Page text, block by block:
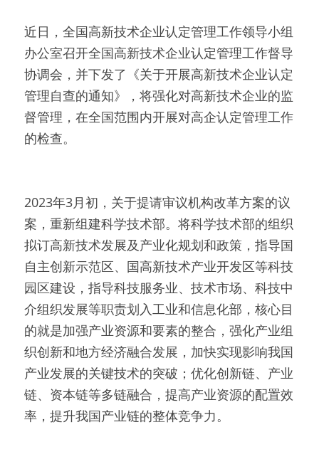
近日，全国高新技术企业认定管理工作领导小组
办公室召开全国高新技术企业认定管理工作督导
协调会，并下发了《关于开展高新技术企业认定
管理自查的通知》，将强化对高新技术企业的监
督管理，在全国范围内开展对高企认定管理工作
的检查。
2023年3月初，关于提请审议机构改革方案的议
案，重新组建科学技术部。将科学技术部的组织
拟订高新技术发展及产业化规划和政策，指导国
自主创新示范区、国高新技术产业开发区等科技
园区建设，指导科技服务业、技术市场、科技中
介组织发展等职责划入工业和信息化部，核心目
的就是加强产业资源和要素的整合，强化产业组
织创新和地方经济融合发展，加快实现影响我国
产业发展的关键技术的突破；优化创新链、产业
链、资本链等多链融合，提高产业资源的配置效
率，提升我国产业链的整体竞争力。